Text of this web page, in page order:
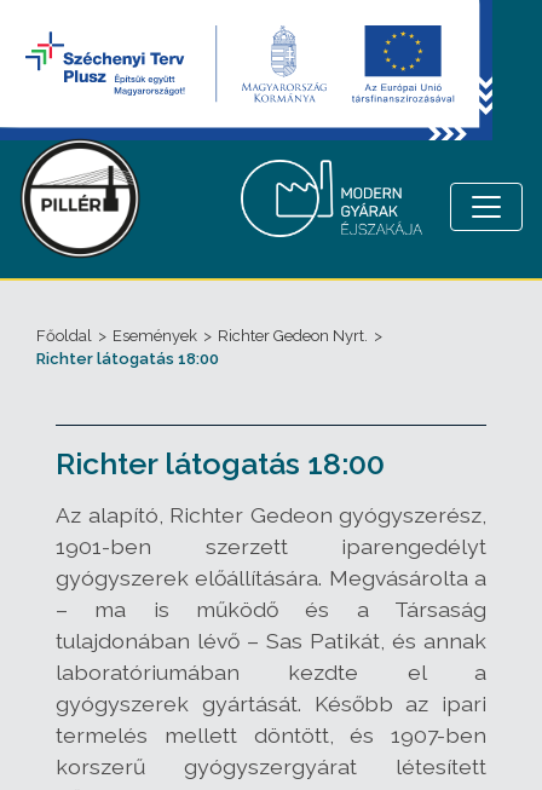
Főoldal > Események > Richter Gedeon Nyrt. >
Richter látogatás 18:00
Richter látogatás 18:00
Az alapító, Richter Gedeon gyógyszerész,
1901-ben szerzett iparengedélyt
gyógyszerek előállítására. Megvásárolta a
– ma is működő és a Társaság
tulajdonában lévő – Sas Patikát, és annak
laboratóriumában kezdte el a
gyógyszerek gyártását. Később az ipari
termelés mellett döntött, és 1907-ben
korszerű gyógyszergyárat létesített